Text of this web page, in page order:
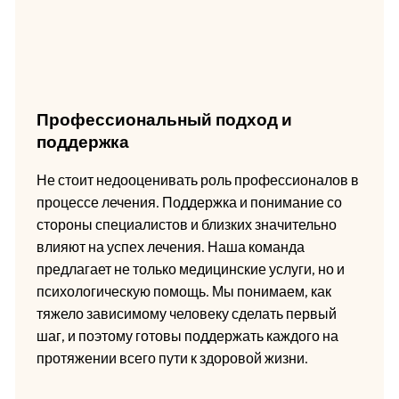
Профессиональный подход и
поддержка
Не стоит недооценивать роль профессионалов в
процессе лечения. Поддержка и понимание со
стороны специалистов и близких значительно
влияют на успех лечения. Наша команда
предлагает не только медицинские услуги, но и
психологическую помощь. Мы понимаем, как
тяжело зависимому человеку сделать первый
шаг, и поэтому готовы поддержать каждого на
протяжении всего пути к здоровой жизни.